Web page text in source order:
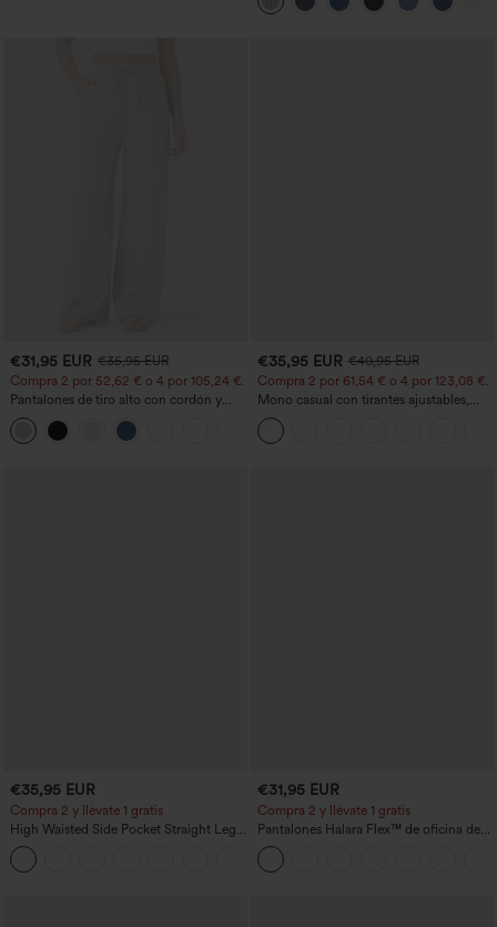
ancha
€31,95 EUR €35,95 EUR
Compra 2 por 52,62 € o 4 por 105,24 €.
Pantalones de tiro alto con cordón y
bolsillos, pernera ancha, holgados y de
estilo casual con tacto de lino.
€35,95 EUR €40,95 EUR
Compra 2 por 61,54 € o 4 por 123,08 €.
Mono casual con tirantes ajustables,
fruncidos, pierna ancha, tejido jaspeado
y bolsillos - Easy Peezy
€35,95 EUR
Compra 2 y llévate 1 gratis
High Waisted Side Pocket Straight Leg
Work Pants
€31,95 EUR
Compra 2 y llévate 1 gratis
Pantalones Halara Flex™ de oficina de
tiro alto ligeramente acampanados con
bolsillos